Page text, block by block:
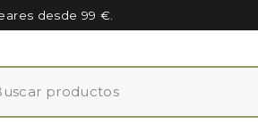
desde 99 €.